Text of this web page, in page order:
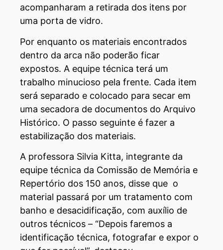
acompanharam a retirada dos itens por
uma porta de vidro.
Por enquanto os materiais encontrados
dentro da arca não poderão ficar
expostos. A equipe técnica terá um
trabalho minucioso pela frente. Cada item
será separado e colocado para secar em
uma secadora de documentos do Arquivo
Histórico. O passo seguinte é fazer a
estabilização dos materiais.
A professora Silvia Kitta, integrante da
equipe técnica da Comissão de Memória e
Repertório dos 150 anos, disse que o
material passará por um tratamento com
banho e desacidificação, com auxílio de
outros técnicos – “Depois faremos a
identificação técnica, fotografar e expor o